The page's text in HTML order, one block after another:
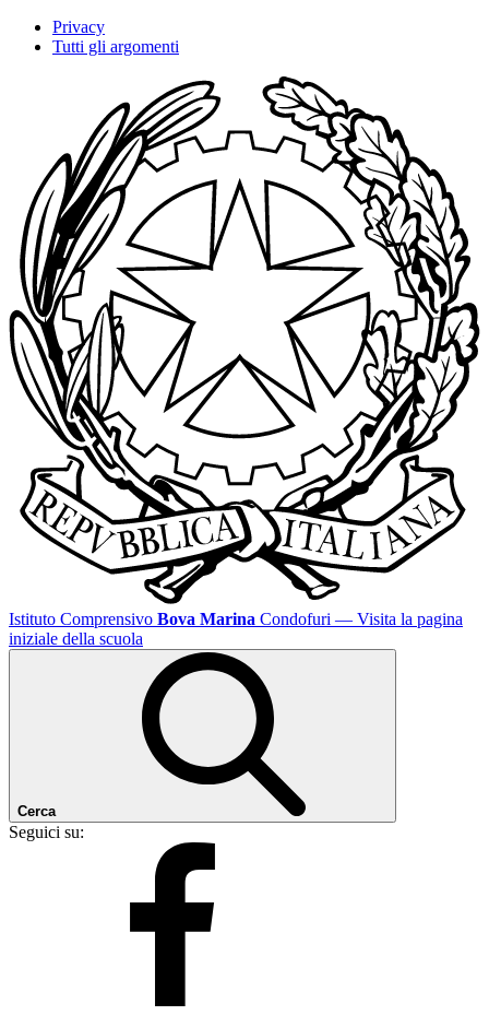
Privacy
Tutti gli argomenti
Istituto Comprensivo Bova Marina Condofuri — Visita la pagina
iniziale della scuola
Cerca
Seguici su: